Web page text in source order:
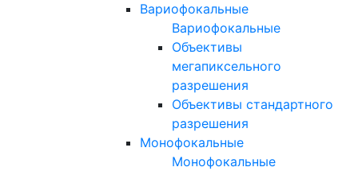
Вариофокальные
Вариофокальные
Объективы
мегапиксельного
разрешения
Объективы стандартного
разрешения
Монофокальные
Монофокальные